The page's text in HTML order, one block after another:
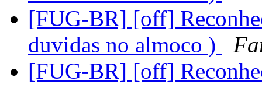
[FUG-BR] [off]
duvidas no almoco )
[FUG-BR] [off]